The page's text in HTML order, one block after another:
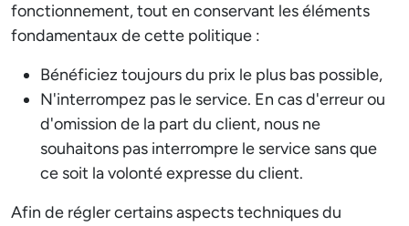
fonctionnement, tout en conservant les éléments
fondamentaux de cette politique :
Bénéficiez toujours du prix le plus bas possible,
N'interrompez pas le service. En cas d'erreur ou
d'omission de la part du client, nous ne
souhaitons pas interrompre le service sans que
ce soit la volonté expresse du client.
Afin de régler certains aspects techniques du